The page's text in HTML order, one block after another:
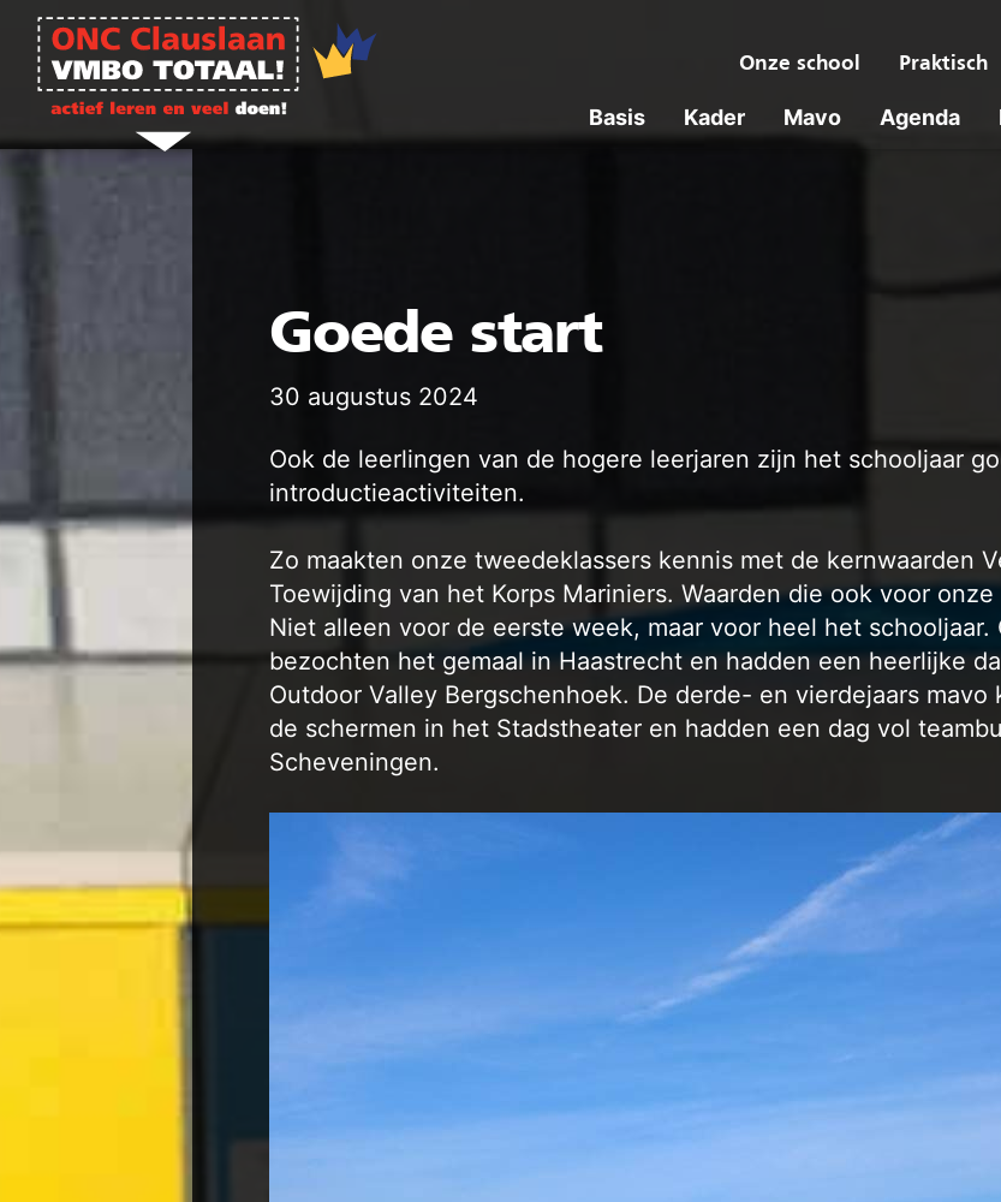
Ga naar de inhoud
Onze school Praktisch
Basis Kader Mavo Agenda
Goede start
30 augustus 2024
Ook de leerlingen van de hogere leerjaren zijn het schooljaar
introductieactiviteiten.
Zo maakten onze tweedeklassers kennis met de kernwaarden
Toewijding van het Korps Mariniers. Waarden die ook voor
Niet alleen voor de eerste week, maar voor heel het
bezochten het gemaal in Haastrecht en hadden een heerlijke
Outdoor Valley Bergschenhoek. De derde- en vierdejaars
de schermen in het Stadstheater en hadden een dag vol
Scheveningen.